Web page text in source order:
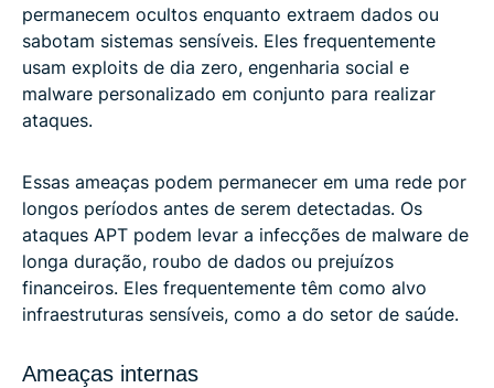
permanecem ocultos enquanto extraem dados ou
sabotam sistemas sensíveis. Eles frequentemente
usam exploits de dia zero, engenharia social e
malware personalizado em conjunto para realizar
ataques.
Essas ameaças podem permanecer em uma rede por
longos períodos antes de serem detectadas. Os
ataques APT podem levar a infecções de malware de
longa duração, roubo de dados ou prejuízos
financeiros. Eles frequentemente têm como alvo
infraestruturas sensíveis, como a do setor de saúde.
Ameaças internas